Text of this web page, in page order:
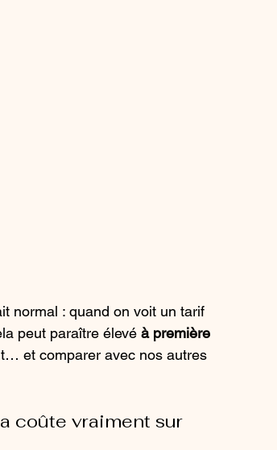
normal : quand on voit un tarif
peut paraître élevé à première
et comparer avec nos autres
coûte vraiment sur